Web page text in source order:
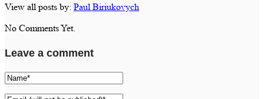
View all posts by: Paul Biriukovych
No Comments Yet.
Leave a comment